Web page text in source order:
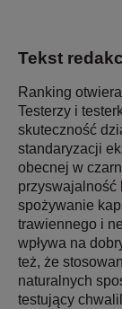
Tekst
Ranking
Testerzy i
skuteczność
standaryzacji
obecnej w
przyswajalność
spożywanie
trawiennego i
wpływa na
też, że
naturalnych
testujący